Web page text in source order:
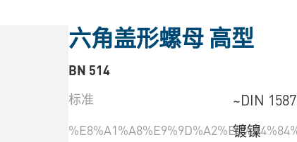
六角盖形螺母 高型
BN 514
标准
~DIN
镀镍